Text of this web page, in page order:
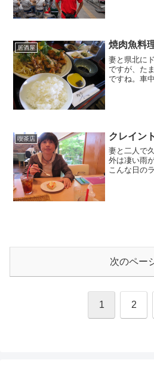
参加予定の
居酒屋 焼肉魚料
妻と県北に
ですが、た
ですね。車
目の前にあ
喫茶店 クレイン
妻と二人で
外は凄い雨
こんな日の
の宮崎の
次のペー
1 2